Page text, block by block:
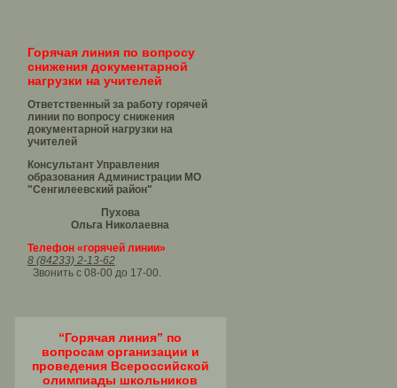
Горячая линия по вопросу
снижения документарной
нагрузки на учителей
Ответственный за работу горячей
линии по вопросу снижения
документарной нагрузки на
учителей
Консультант Управления
образования Администрации МО
"Сенгилеевский район"
Пухова
Ольга Николаевна
Телефон «горячей линии»
8 (84233) 2-13-62
Звонить с 08-00 до 17-00.
“Горячая линия” по
вопросам организации и
проведения Всероссийской
олимпиады школьников